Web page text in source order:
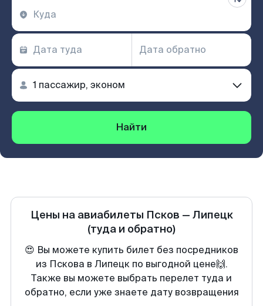
Найти
Цены на авиабилеты Псков — Липецк
(туда и обратно)
😍 Вы можете купить билет без посредников
из Пскова в Липецк по выгодной цене🙌.
Также вы можете выбрать перелет туда и
обратно, если уже знаете дату возвращения